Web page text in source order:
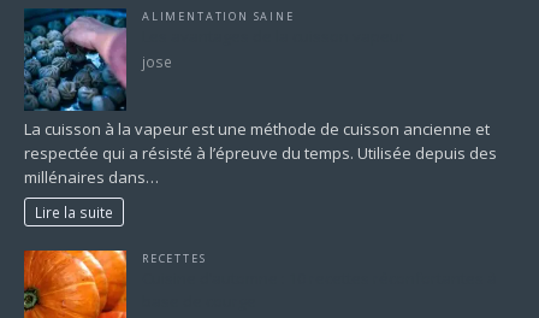
ALIMENTATION SAINE
jose
La cuisson à la vapeur est une méthode de cuisson ancienne et
respectée qui a résisté à l’épreuve du temps. Utilisée depuis des
millénaires dans…
Lire la suite
RECETTES